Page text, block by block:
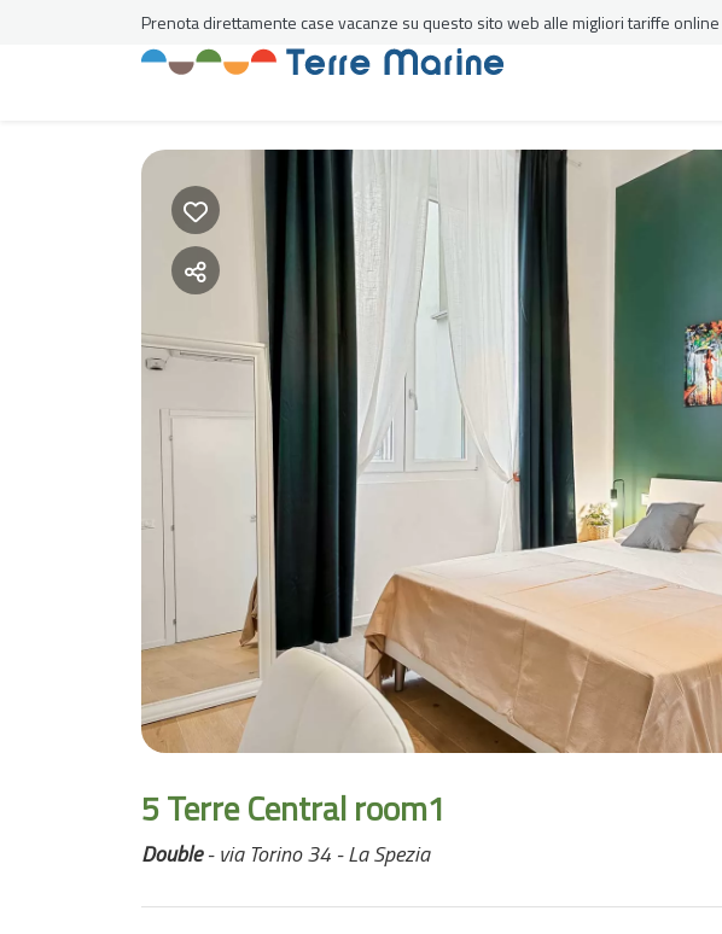
5 Terre Central room1
Double- via Torino 34 - La Spezia
Prenota direttamente case vacanze su questo sito web alle migliori tariffe online